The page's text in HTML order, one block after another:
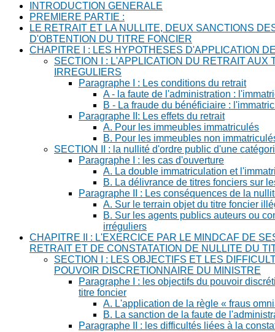
INTRODUCTION GENERALE
PREMIERE PARTIE :
LE RETRAIT ET LA NULLITE, DEUX SANCTIONS
D'OBTENTION DU TITRE FONCIER
CHAPITRE I : LES HYPOTHESES D'APPLICATION
SECTION I : L'APPLICATION DU RETRAIT AUX
IRREGULIERS
Paragraphe I : Les conditions du retrait
A - la faute de l'administration :
B - La fraude du bénéficiaire :
Paragraphe II: Les effets du retrait
A. Pour les immeubles immatriculés
B. Pour les immeubles non
SECTION II : la nullité d'ordre public d'une
Paragraphe I : les cas d'ouverture
A. La double immatriculation et
B. La délivrance de titres fonciers sur
Paragraphe II : Les conséquences de la
A. Sur le terrain objet du titre foncier
B. Sur les agents publics auteurs ou
irréguliers
CHAPITRE II : L'EXERCICE PAR LE MINDCAF DE
RETRAIT ET DE CONSTATATION DE NULLITE DU
SECTION I : LES OBJECTIFS ET LES
POUVOIR DISCRETIONNAIRE DU MINISTRE
Paragraphe I : les objectifs du pouvoir
titre foncier
A. L'application de la règle « fraus
B. La sanction de la faute de
Paragraphe II : les difficultés liées à la